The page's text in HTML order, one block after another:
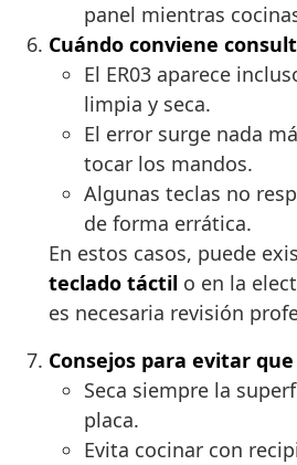
panel mientras
Cuándo conviene
El ER03 aparece
limpia y seca.
El error surge nada
tocar los mandos.
Algunas teclas no
de forma errática.
En estos casos, puede
teclado táctil o en la
es necesaria revisión
Consejos para evitar
Seca siempre la
placa.
Evita cocinar con